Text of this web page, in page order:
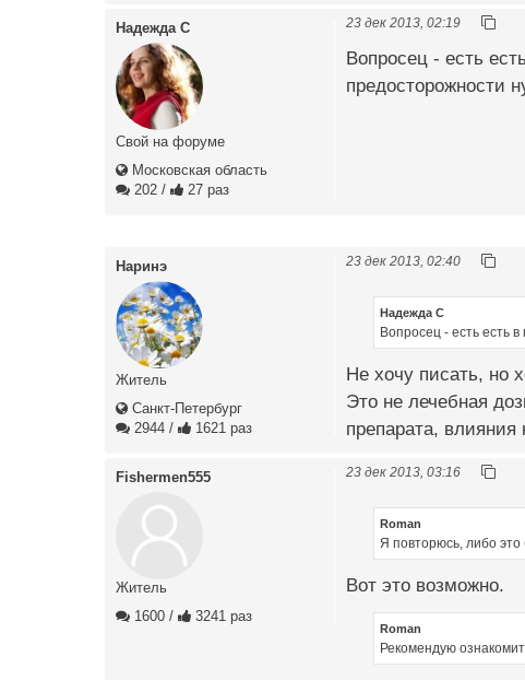
Надежда С
Свой на форуме
Московская область
202 / 27 раз
23 дек 2013, 02:19
Вопросец - есть
предосторожности
Наринэ
Житель
Санкт-Петербург
2944 / 1621 раз
23 дек 2013, 02:40
Надежда С
Вопросец - есть есть
Не хочу писать, но
Это не лечебная
препарата, влияния
Fishermen555
Житель
1600 / 3241 раз
23 дек 2013, 03:16
Roman
Я повторюсь, либо
Вот это возможно.
Roman
Рекомендую